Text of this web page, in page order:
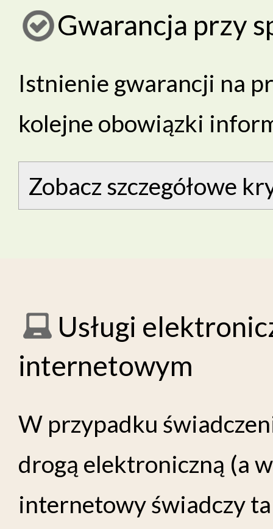
Gwarancja przy
Istnienie gwarancji na
kolejne obowiązki
Zobacz szczegółowe
Usługi
internetowym
W przypadku
drogą elektroniczną (a
internetowy świadczy